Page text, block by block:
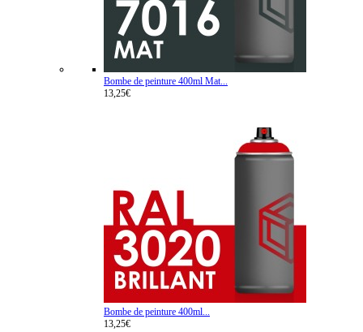
Bombe de peinture 400ml Mat...
13,25€
Bombe de peinture 400ml...
13,25€